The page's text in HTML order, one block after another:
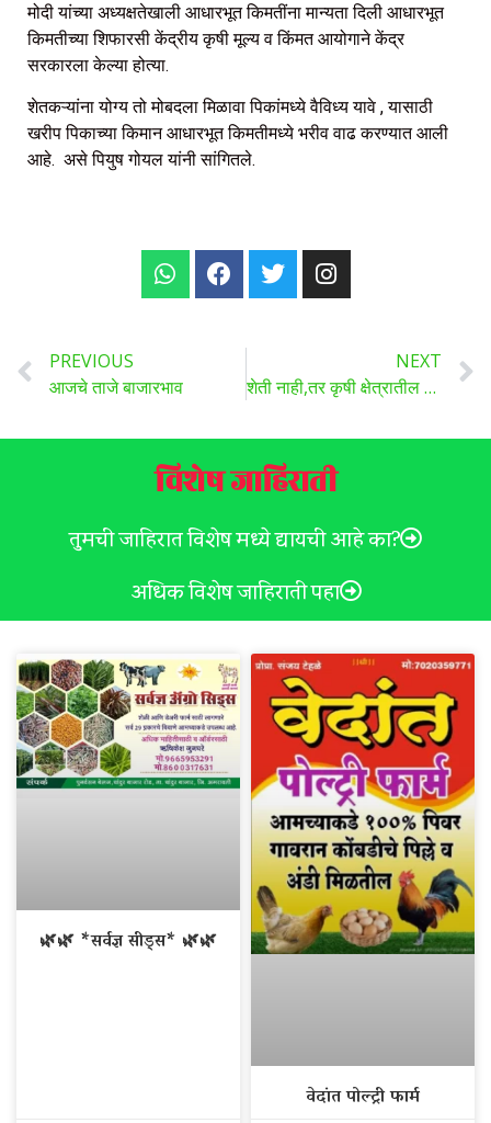
मोदी यांच्या अध्यक्षतेखाली आधारभूत किमतींना मान्यता दिली आधारभूत
किमतीच्या शिफारसी केंद्रीय कृषी मूल्य व किंमत आयोगाने केंद्र
सरकारला केल्या होत्या.
शेतकऱ्यांना योग्य तो मोबदला मिळावा पिकांमध्ये वैविध्य यावे , यासाठी
खरीप पिकाच्या किमान आधारभूत किमतीमध्ये भरीव वाढ करण्यात आली
आहे. असे पियुष गोयल यांनी सांगितले.
PREVIOUS
आजचे ताजे बाजारभाव
NEXT
शेती नाही,तर कृषी क्षेत्रातील या नोकऱ्या तुम्हाला बनवू शकतात लखपती, जाणून घ्या..
विशेष जाहिराती
तुमची जाहिरात विशेष मध्ये द्यायची आहे का?
अधिक विशेष जाहिराती पहा
🌿🌿 *सर्वज्ञ सीड्स* 🌿🌿
वेदांत पोल्ट्री फार्म